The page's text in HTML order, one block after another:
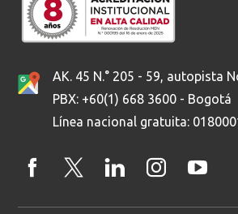
AK. 45 N.° 205 - 59, autopista
PBX: +60(1) 668 3600 - Bogotá
Línea nacional gratuita: